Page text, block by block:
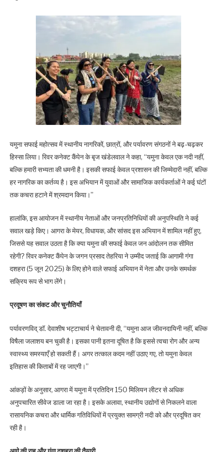
यमुना सफाई महोत्सव में स्थानीय नागरिकों, छात्रों, और पर्यावरण संगठनों ने बढ़-चढ़कर
हिस्सा लिया। रिवर कनेक्ट कैंपेन के बृज खंडेलवाल ने कहा, “यमुना केवल एक नदी नहीं,
बल्कि हमारी सभ्यता की धमनी है। इसकी सफाई केवल प्रशासन की जिम्मेदारी नहीं, बल्कि
हर नागरिक का कर्तव्य है। इस अभियान में युवाओं और सामाजिक कार्यकर्ताओं ने कई घंटों
तक कचरा हटाने में श्रमदान किया।”
हालांकि, इस आयोजन में स्थानीय नेताओं और जनप्रतिनिधियों की अनुपस्थिति ने कई
सवाल खड़े किए। आगरा के मेयर, विधायक, और सांसद इस अभियान में शामिल नहीं हुए,
जिससे यह सवाल उठता है कि क्या यमुना की सफाई केवल जन आंदोलन तक सीमित
रहेगी? रिवर कनेक्ट कैंपेन के जगन प्रसाद तेहरिया ने उम्मीद जताई कि आगामी गंगा
दशहरा (5 जून 2025) के लिए होने वाले सफाई अभियान में नेता और उनके समर्थक
सक्रिय रूप से भाग लेंगे।
प्रदूषण का संकट और चुनौतियाँ
पर्यावरणविद् डॉ. देवाशीष भट्टाचार्य ने चेतावनी दी, “यमुना आज जीवनदायिनी नहीं, बल्कि
विषैला जलाशय बन चुकी है। इसका पानी इतना दूषित है कि इससे त्वचा रोग और अन्य
स्वास्थ्य समस्याएँ हो सकती हैं। अगर तत्काल कदम नहीं उठाए गए, तो यमुना केवल
इतिहास की किताबों में रह जाएगी।”
आंकड़ों के अनुसार, आगरा में यमुना में प्रतिदिन 150 मिलियन लीटर से अधिक
अनुपचारित सीवेज डाला जा रहा है। इसके अलावा, स्थानीय उद्योगों से निकलने वाला
रासायनिक कचरा और धार्मिक गतिविधियों में प्रयुक्त सामग्री नदी को और प्रदूषित कर
रही है।
आगे की राह और गंगा दशहरा की तैयारी